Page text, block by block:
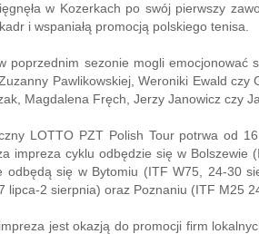
w Kozerkach po swój pierwszy
i wspaniałą promocją polskiego tenisa.
poprzednim sezonie mogli emocjonować
Pawlikowskiej, Weroniki Ewald
Magdalena Fręch, Jerzy Janowicz czy
LOTTO PZT Polish Tour potrwa od
impreza cyklu odbędzie się w
odbędą się w Bytomiu (ITF W75, 24-30
lipca-2 sierpnia) oraz Poznaniu (ITF M25
jest okazją do promocji firm